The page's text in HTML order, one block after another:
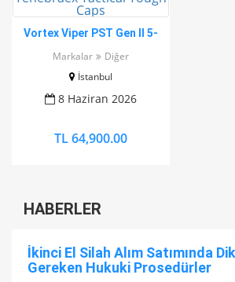
Vortex Viper PST Gen II 5-
Pro Rings + Tenebraex
Tactical Tough Caps
Markalar
Diğer
İstanbul
8 Haziran 2026
TL 64,900.00
HABERLER
İkinci El Silah Alım Satımında
Gereken Hukuki Prosedürler